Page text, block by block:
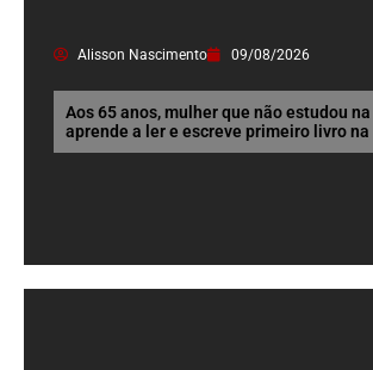
Alisson Nascimento 09/08/2026
Aos 65 anos, mulher que não estudou
aprende a ler e escreve primeiro livro na